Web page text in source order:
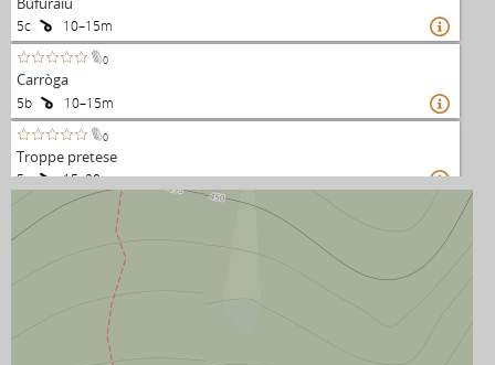
5c 10–15m 
0
Carròga
5b 10–15m 
0
Troppe pretese
5c 15–20m 
Facili emozioni

15–20m